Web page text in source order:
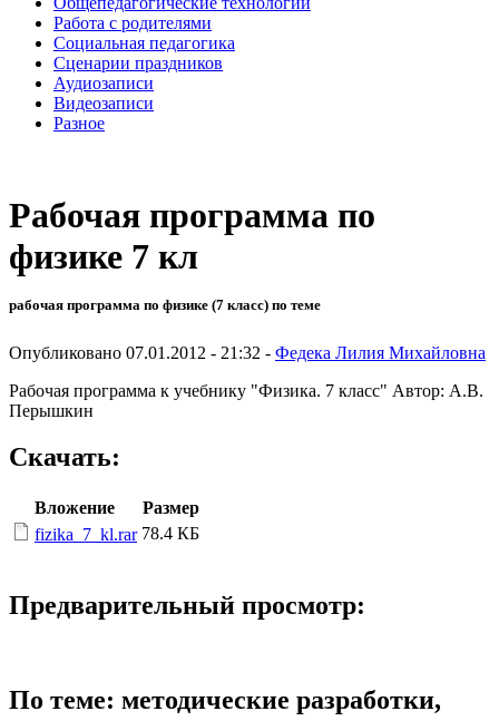
Работа с родителями
Социальная педагогика
Сценарии праздников
Аудиозаписи
Видеозаписи
Разное
Рабочая программа по
физике 7 кл
рабочая программа по физике (7 класс) по теме
Опубликовано 07.01.2012 - 21:32 - Федека Лилия Михайловна
Рабочая программа к учебнику "Физика. 7 класс" Автор: А.В.
Перышкин
Скачать:
Вложение
Размер
fizika_7_kl.rar 78.4 КБ
Предварительный просмотр:
По теме: методические разработки,